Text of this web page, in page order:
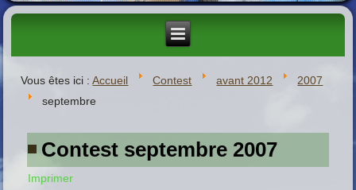
Vous êtes ici :Accueil Contest avant 2012
2007
septembre
Contest septembre 2007
Imprimer